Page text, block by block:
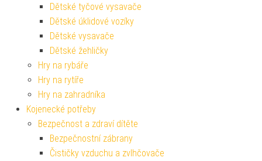
Dětské tyčové vysavače
Dětské úklidové vozíky
Dětské vysavače
Dětské žehličky
Hry na rybáře
Hry na rytíře
Hry na zahradníka
Kojenecké potřeby
Bezpečnost a zdraví dítěte
Bezpečnostní zábrany
Čističky vzduchu a zvlhčovače